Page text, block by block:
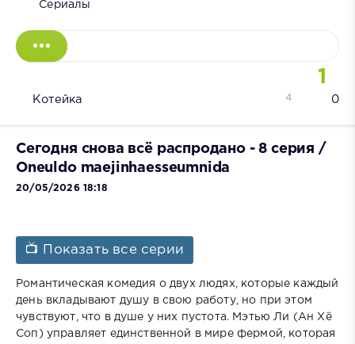
Сериалы
1
Котейка 0
4
Сегодня снова всё распродано - 8 серия /
Oneuldo maejinhaesseumnida
20/05/2026 18:18
📺 Показать все серии
Романтическая комедия о двух людях, которые каждый
день вкладывают душу в свою работу, но при этом
чувствуют, что в душе у них пустота. Мэтью Ли (Ан Хё
Соп) управляет единственной в мире фермой, которая